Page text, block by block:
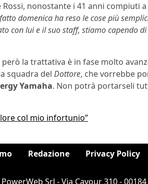
Rossi, nonostante i 41 anni compiuti a
domenica ha reso le cose più
con lui e il suo staff, stiamo capendo di
la trattativa è in fase molto
squadra del Dottore, che vorrebbe
Yamaha. Non potrà portarseli
col mio infortunio”
Redazione Privacy Policy
Srl - Via Cavour 310 -